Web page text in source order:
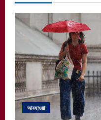
আবহাওয়া